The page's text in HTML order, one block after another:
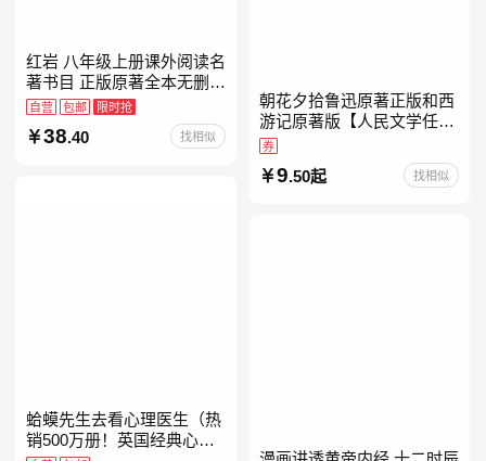
红岩 八年级上册课外阅读名
著书目 正版原著全本无删减
罗广斌杨益言著爱国主义红
色经典书籍初中生课外书中
国青年出版社
自营 包邮 限时抢
38.40 找相似
朝花夕拾鲁迅原著正版和西
游记原著版【人民文学任
选】七年级上册全新升级新
增思维导图必读正版课外书
初中名著语文书目初一课外
券
9.50起 找相似
蛤蟆先生去看心理医生（热
销500万册！英国经典心理